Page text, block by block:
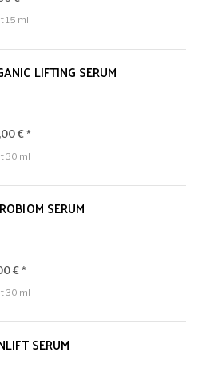
15 ml
LIFTING SERUM
€ *
30 ml
SERUM
€ *
30 ml
SERUM